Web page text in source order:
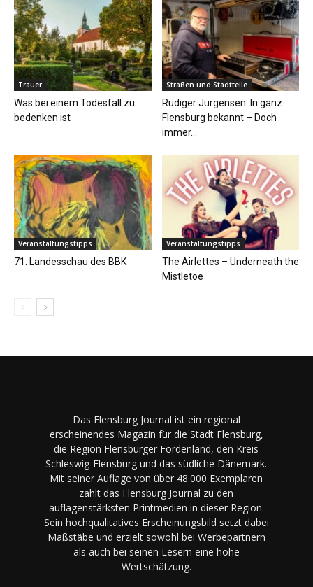
Trauer
Was bei einem Todesfall zu
bedenken ist
Straßen und Stadtteile
Rüdiger Jürgensen: In ganz
Flensburg bekannt – Doch
immer...
Veranstaltungstipps
71. Landesschau des BBK
Veranstaltungstipps
The Airlettes – Underneath the
Mistletoe
Das Flensburg Journal ist ein regional
erscheinendes Magazin für die Stadt Flensburg,
die Region Flensburger Fördenland, den Kreis
Schleswig-Flensburg und das südliche Dänemark.
Mit seiner Auflage von über 48.000 Exemplaren
zählt das Flensburg Journal zu den
auflagenstärksten Printmedien in dieser Region.
Sein hochqualitatives Erscheinungsbild setzt dabei
Maßstäbe und erzielt sowohl bei Werbepartnern
als auch bei seinen Lesern eine hohe
Wertschätzung.